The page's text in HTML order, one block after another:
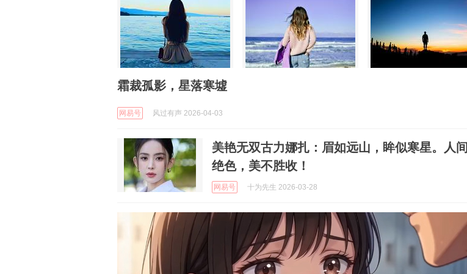
霜裁孤影，星落寒墟
网易号 风过有声 2026-04-03
美艳无双古力娜扎：眉如远山，眸似寒星。人间
绝色，美不胜收！
网易号 十为先生 2026-03-28